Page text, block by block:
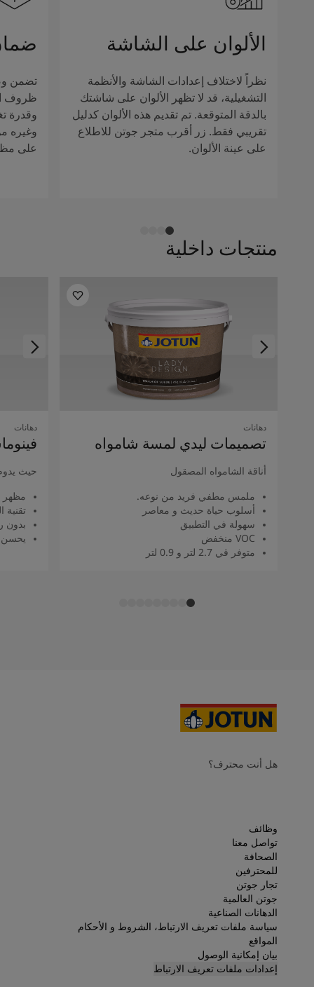
الألوان على الشاشة
نظراً لاختلاف إعدادات الشاشة والأنظمة
التشغيلية، قد لا تظهر الألوان على شاشتك
بالدقة المتوقعة. تم تقديم هذه الألوان كدليل
تقريبي فقط. زر أقرب متجر جوتن للاطلاع
على عينة الألوان.
تضمن
ظروف
وقدرة
وغيره
على
منتجات داخلية
دهانات
تصميمات ليدي لمسة شامواه
أناقة الشامواه المصقول
ملمس مطفي فريد من نوعه.
أسلوب حياة حديث و معاصر
سهولة في التطبيق
VOC منخفض
متوفر قي 2.7 لتر و 0.9 لتر
دهانات
حيث
مظهر
تقنية
بدون
يحسن
هل أنت محترف؟
وظائف
تواصل معنا
الصحافة
للمحترفين
تجار جوتن
جوتن العالمية
الدهانات الصناعية
سياسة ملفات تعريف الارتباط، الشروط و الأحكام
المواقع
بيان إمكانية الوصول
إعدادات ملفات تعريف الارتباط